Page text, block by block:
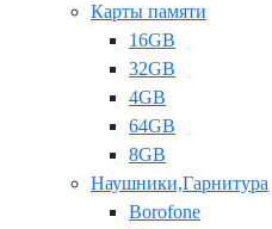
Карты памяти
16GB
32GB
4GB
64GB
8GB
Наушники,Гарнитура
Borofone